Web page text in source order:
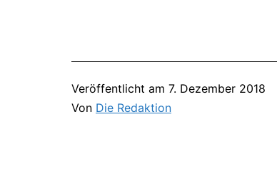
Veröffentlicht am 7. Dezember 2018
Von Die Redaktion